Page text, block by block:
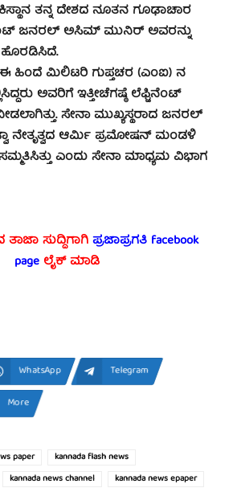
ತನ್ನ ದೇಶದ ನೂತನ ಗೂಢಾಚಾರ
ಜನರಲ್ ಅಸಿಮ್ ಮುನಿರ್ ಅವರನ್ನು
ಮಿಲಿಟರಿ ಗುಪ್ತಚರ (ಎಂಐ) ನ
ಅವರಿಗೆ ಇತ್ತೀಚೆಗಷ್ಠೆ ಲೆಫ್ಟಿನೆಂಟ್
ಸೇನಾ ಮುಖ್ಯಸ್ಥರಾದ ಜನರಲ್
ನೇತೃತ್ವದ ಆರ್ಮಿ ಪ್ರಮೋಷನ್ ಮಂಡಳಿ
ಎಂದು ಸೇನಾ ಮಾಧ್ಯಮ ವಿಭಾಗ
ಸುದ್ದಿಗಾಗಿಪ್ರಜಾಪ್ರಗತಿ facebook
page ಲೈಕ್ ಮಾಡಿ
WhatsApp
Telegram
More
paper
kannada flash news
kannada news channel
kannada news epaper